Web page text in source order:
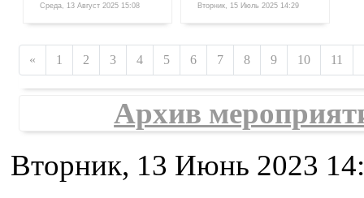
Среда, 13 Август 2025 15:08 Вторник, 15 Июль 2025 14:29
« 1 2 3 4 5 6 7 8 9 10 11
Архив
Вторник, 13 Июнь 2023